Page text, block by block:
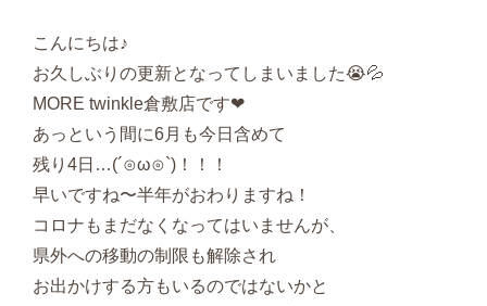
こんにちは♪
お久しぶりの更新となってしまいました😭💦
MORE twinkle倉敷店です❤︎
あっという間に6月も今日含めて
残り4日…(´⊙ω⊙`)！！！
早いですね〜半年がおわりますね！
コロナもまだなくなってはいませんが、
県外への移動の制限も解除され
お出かけする方もいるのではないかと